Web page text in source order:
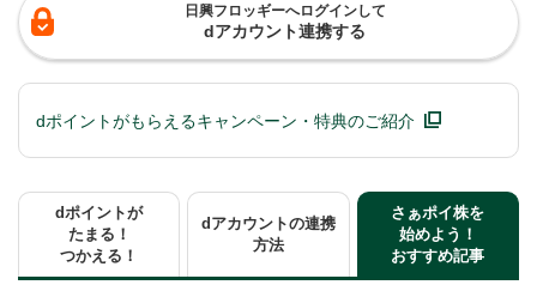
日興フロッギーへログインして
dアカウント連携する
dポイントがもらえるキャンペーン・特典のご紹介
dポイントが
たまる！
つかえる！
dアカウントの連携
方法
さぁポイ株を
始めよう！
おすすめ記事